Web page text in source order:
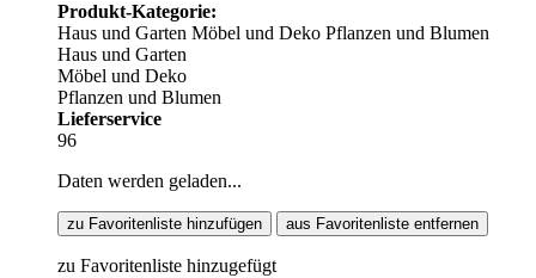
Produkt-Kategorie:
Haus und Garten Möbel und Deko Pflanzen und Blumen
Haus und Garten
Möbel und Deko
Pflanzen und Blumen
Lieferservice
96
Daten werden geladen...
zu Favoritenliste hinzufügen aus Favoritenliste entfernen
zu Favoritenliste hinzugefügt